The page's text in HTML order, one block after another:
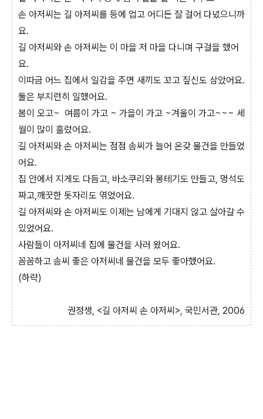
손 아저씨는 길 아저씨를 등에 업고 어디든 잘 걸어 다녔으니까
요.
길 아저씨와 손 아저씨는 이 마을 저 마을 다니며 구걸을 했어
요.
이따금 어느 집에서 일감을 주면 새끼도 꼬고 짚신도 삼았어요.
둘은 부지런히 일했어요.
봄이 오고~ 여름이 가고 ~ 가을이 가고 ~겨울이 가고~~~ 세
월이 많이 흘렀어요.
길 아저씨와 손 아저씨는 점점 솜씨가 늘어 온갖 물건을 만들었
어요.
집 안에서 지게도 다듬고, 바소쿠리와 봉테기도 만들고, 멍석도
짜고,깨끗한 돗자리도 엮었어요.
길 아저씨와 손 아저씨도 이제는 남에게 기대지 않고 살아갈 수
있었어요.
사람들이 아저씨네 집에 물건을 사러 왔어요.
꼼꼼하고 솜씨 좋은 아저씨네 물건을 모두 좋아했어요.
(하략)
권정생, <길 아저씨 손 아저씨>, 국민서관, 2006